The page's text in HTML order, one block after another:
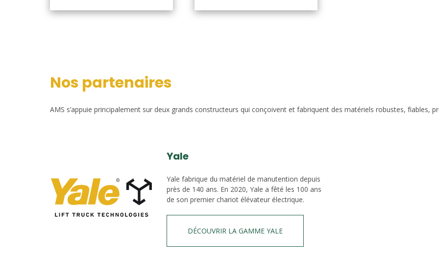
Nos partenaires
AMS s’appuie principalement sur deux grands constructeurs qui conçoivent et fabriquent des matériels robustes, fiables,
Yale
Yale fabrique du matériel de manutention depuis
près de 140 ans. En 2020, Yale a fêté les 100 ans
de son premier chariot élévateur électrique.
DÉCOUVRIR LA GAMME YALE